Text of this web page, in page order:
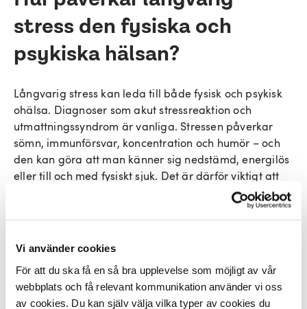
Vi använder cookies
För att du ska få en så bra upplevelse som möjligt av vår
webbplats och få relevant kommunikation använder vi oss
av cookies. Du kan själv välja vilka typer av cookies du
stress den fysiska och
psykiska hälsan?
Långvarig stress kan leda till både fysisk och psykisk
ohälsa. Diagnoser som akut stressreaktion och
utmattningssyndrom är vanliga. Stressen påverkar
sömn, immunförsvar, koncentration och humör – och
den kan göra att man känner sig nedstämd, energilös
eller till och med fysiskt sjuk. Det är därför viktigt att
inte kämpa på för länge utan att söka hjälp.
Vad kan jag göra själv för att
minska stressen i mitt
arbete?